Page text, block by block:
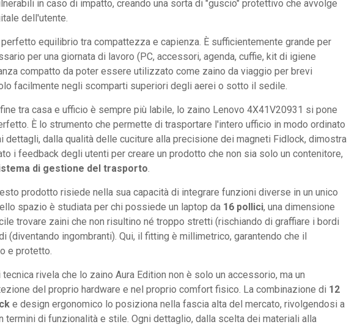
in caso di impatto, creando una sorta di "guscio" protettivo che avvolge
dell'utente.
equilibrio tra compattezza e capienza. È sufficientemente grande per
per una giornata di lavoro (PC, accessori, agenda, cuffie, kit di igiene
compatto da poter essere utilizzato come zaino da viaggio per brevi
facilmente negli scomparti superiori degli aerei o sotto il sedile.
tra casa e ufficio è sempre più labile, lo zaino Lenovo 4X41V20931 si pone
È lo strumento che permette di trasportare l'intero ufficio in modo ordinato
dettagli, dalla qualità delle cuciture alla precisione dei magneti Fidlock, dimostra
i feedback degli utenti per creare un prodotto che non sia solo un contenitore,
di gestione del trasporto.
prodotto risiede nella sua capacità di integrare funzioni diverse in un unico
spazio è studiata per chi possiede un laptop da 16 pollici, una dimensione
trovare zaini che non risultino né troppo stretti (rischiando di graffiare i bordi
(diventando ingombranti). Qui, il fitting è millimetrico, garantendo che il
e protetto.
tecnica rivela che lo zaino Aura Edition non è solo un accessorio, ma un
del proprio hardware e nel proprio comfort fisico. La combinazione di 12
e design ergonomico lo posiziona nella fascia alta del mercato, rivolgendosi a
termini di funzionalità e stile. Ogni dettaglio, dalla scelta dei materiali alla